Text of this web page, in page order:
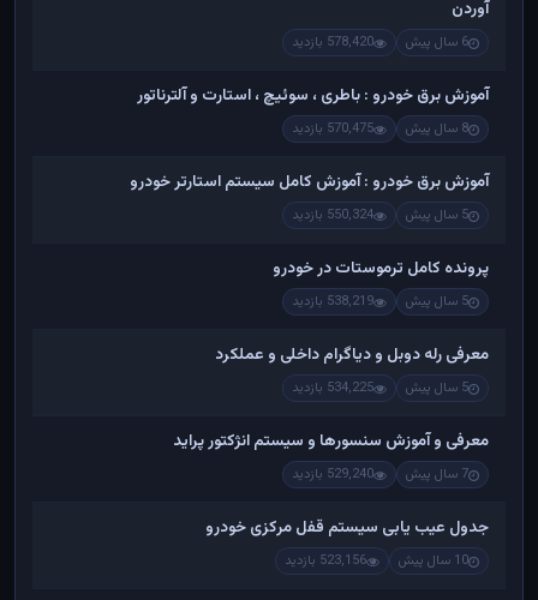
آوردن
6 سال پیش 578,420 بازدید
آموزش برق خودرو : باطری ، سوئیچ ، استارت و آلترناتور
8 سال پیش 570,475 بازدید
آموزش برق خودرو : آموزش کامل سیستم استارتر خودرو
5 سال پیش 550,324 بازدید
پرونده کامل ترموستات در خودرو
5 سال پیش 538,219 بازدید
معرفی رله دوبل و دیاگرام داخلی و عملکرد
5 سال پیش 534,225 بازدید
معرفی و آموزش سنسورها و سیستم انژکتور پراید
7 سال پیش 529,240 بازدید
جدول عیب یابی سیستم قفل مرکزی خودرو
10 سال پیش 523,156 بازدید